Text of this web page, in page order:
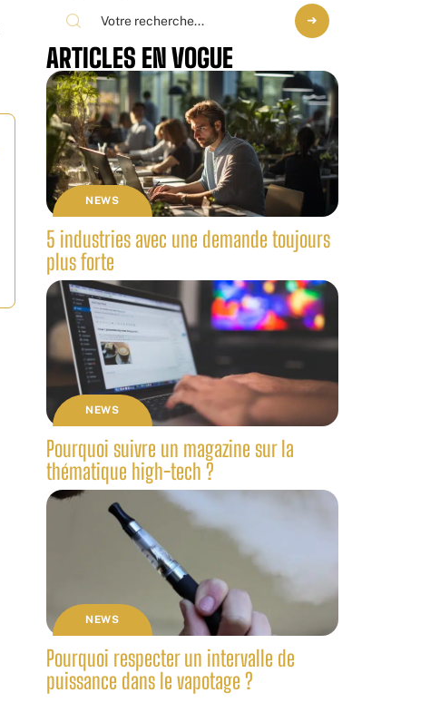
ARTICLES EN VOGUE
NEWS
5 industries avec une demande toujours
plus forte
NEWS
Pourquoi suivre un magazine sur la
thématique high-tech ?
NEWS
Pourquoi respecter un intervalle de
puissance dans le vapotage ?